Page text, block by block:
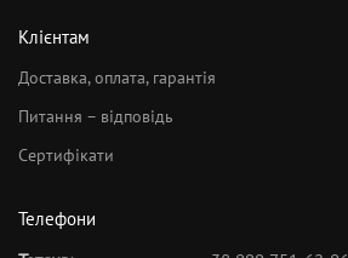
Клієнтам
Доставка, оплата, гарантія
Питання – відповідь
Сертифікати
Телефони